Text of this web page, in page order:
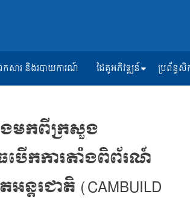
កសារ និងរបាយការណ៍ ដៃគូអភិវឌ្ឍន៍ ប្រព័ន្ធ
ងមកពីក្រសួង
ើកការតាំងពិព័រណ៍
រជាតិ (CAMBUILD